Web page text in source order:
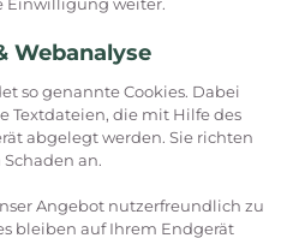
Webanalyse
so genannte Cookies. Dabei
Textdateien, die mit Hilfe des
abgelegt werden. Sie richten
an.
Angebot nutzerfreundlich zu
bleiben auf Ihrem Endgerät